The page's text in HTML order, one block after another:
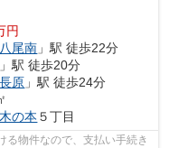
円
八尾南 」駅 徒歩22分
」駅 徒歩20分
長原 」駅 徒歩24分
の本 ５丁目
る物件なので、支払い手続き